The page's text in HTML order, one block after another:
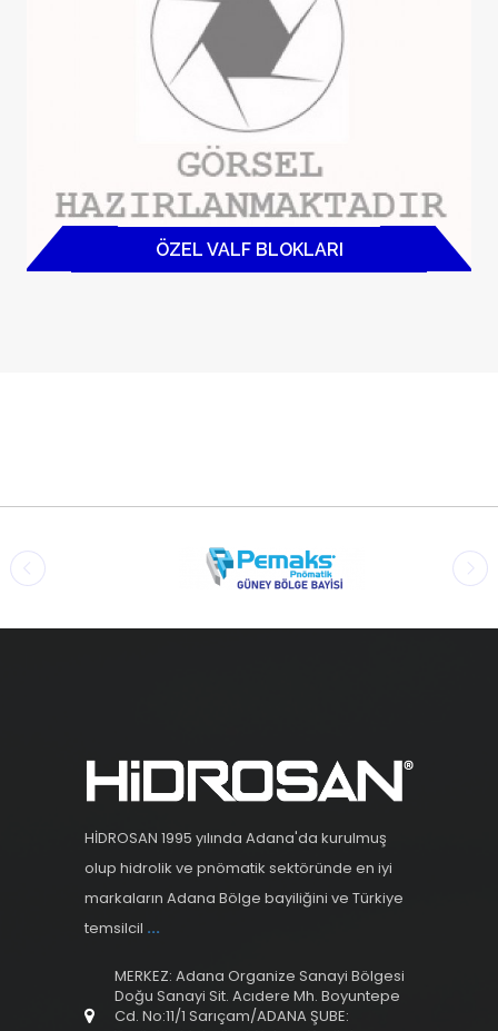
ÖZEL VALF BLOKLARI
HİDROSAN 1995 yılında Adana'da kurulmuş
olup hidrolik ve pnömatik sektöründe en iyi
markaların Adana Bölge bayiliğini ve Türkiye
temsilcil ...
MERKEZ: Adana Organize Sanayi Bölgesi
Doğu Sanayi Sit. Acıdere Mh. Boyuntepe
Cd. No:11/1 Sarıçam/ADANA ŞUBE: